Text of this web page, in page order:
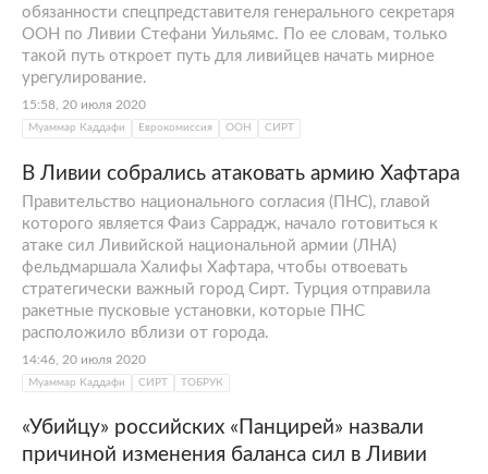
обязанности спецпредставителя генерального секретаря
ООН по Ливии Стефани Уильямс. По ее словам, только
такой путь откроет путь для ливийцев начать мирное
урегулирование.
15:58, 20 июля 2020
Муаммар Каддафи Еврокомиссия ООН СИРТ
В Ливии собрались атаковать армию Хафтара
Правительство национального согласия (ПНС), главой
которого является Фаиз Саррадж, начало готовиться к
атаке сил Ливийской национальной армии (ЛНА)
фельдмаршала Халифы Хафтара, чтобы отвоевать
стратегически важный город Сирт. Турция отправила
ракетные пусковые установки, которые ПНС
расположило вблизи от города.
14:46, 20 июля 2020
Муаммар Каддафи СИРТ ТОБРУК
«Убийцу» российских «Панцирей» назвали
причиной изменения баланса сил в Ливии